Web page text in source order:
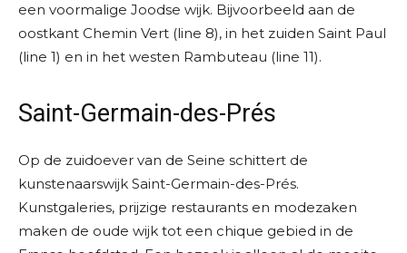
een voormalige Joodse wijk. Bijvoorbeeld aan de
oostkant Chemin Vert (line 8), in het zuiden Saint Paul
(line 1) en in het westen Rambuteau (line 11).
Saint-Germain-des-Prés
Op de zuidoever van de Seine schittert de
kunstenaarswijk Saint-Germain-des-Prés.
Kunstgaleries, prijzige restaurants en modezaken
maken de oude wijk tot een chique gebied in de